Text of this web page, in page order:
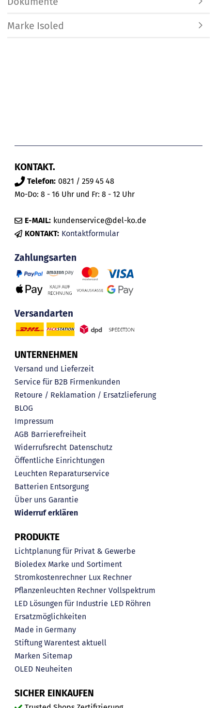
Marke Isoled
KONTAKT.
Telefon: 0821 / 259 45 48
Mo-Do: 8 - 16 Uhr und Fr: 8 - 12 Uhr
E-MAIL: kundenservice@del-ko.de
KONTAKT: Kontaktformular
Zahlungsarten
Versandarten
UNTERNEHMEN
Versand und Lieferzeit
Service für B2B Firmenkunden
Retoure / Reklamation / Ersatzlieferung
BLOG
Impressum
AGB Barrierefreiheit
Widerrufsrecht Datenschutz
Öffentliche Einrichtungen
Leuchten Reparaturservice
Batterien Entsorgung
Über uns Garantie
Widerruf erklären
PRODUKTE
Lichtplanung für Privat & Gewerbe
Bioledex Marke und Sortiment
Stromkostenrechner Lux Rechner
Pflanzenleuchten Rechner Vollspektrum
LED Lösungen für Industrie LED Röhren
Ersatzmöglichkeiten
Made in Germany
Stiftung Warentest aktuell
Marken Sitemap
OLED Neuheiten
SICHER EINKAUFEN